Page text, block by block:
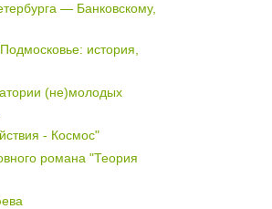
— Банковскому,
история,
(не)молодых
- Космос"
романа "Теория